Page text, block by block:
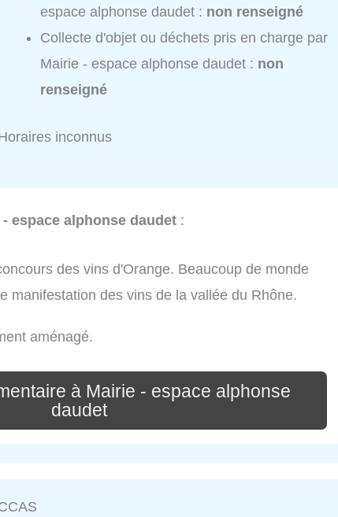
espace alphonse daudet : non renseigné
Collecte d'objet ou déchets pris en charge par
Mairie - espace alphonse daudet : non
renseigné
inconnus
- espace alphonse daudet :
des vins d'Orange. Beaucoup de monde
manifestation des vins de la vallée du Rhône.
aménagé.
à Mairie - espace alphonse
daudet